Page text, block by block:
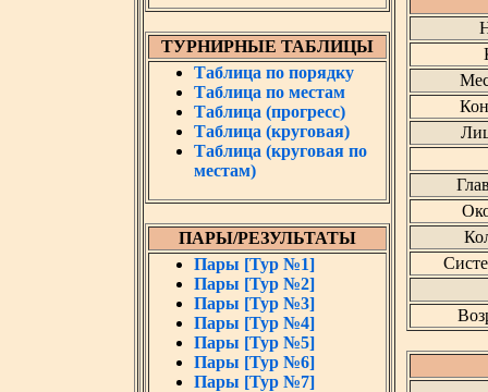
ТУРНИРНЫЕ ТАБЛИЦЫ
Таблица по порядку
Таблица по местам
Таблица (прогресс)
Таблица (круговая)
Таблица (круговая по
местам)
ПАРЫ/РЕЗУЛЬТАТЫ
Пары [Тур №1]
Пары [Тур №2]
Пары [Тур №3]
Пары [Тур №4]
Пары [Тур №5]
Пары [Тур №6]
Пары [Тур №7]